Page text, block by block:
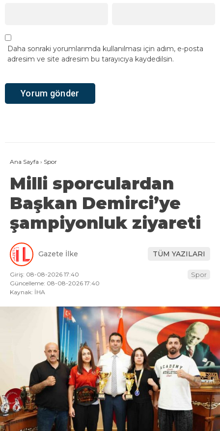
Daha sonraki yorumlarımda kullanılması için adım, e-posta
adresim ve site adresim bu tarayıcıya kaydedilsin.
Ana Sayfa › Spor
Milli sporculardan
Başkan Demirci’ye
şampiyonluk ziyareti
Gazete İlke TÜM YAZILARI
Giriş: 08-08-2026 17:40
Güncelleme: 08-08-2026 17:40
Kaynak: İHA
Spor